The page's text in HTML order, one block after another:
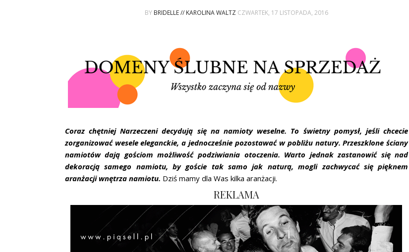
BY BRIDELLE // KAROLINA WALTZ CZWARTEK, 17 LISTOPADA, 2016
Coraz chętniej Narzeczeni decydują się na namioty weselne. To świetny pomysł, jeśli chcecie
zorganizować wesele eleganckie, a jednocześnie pozostawać w pobliżu natury. Przeszklone ściany
namiotów dają gościom możliwość podziwiania otoczenia. Warto jednak zastanowić się nad
dekoracją samego namiotu, by goście tak samo jak naturą, mogli zachwycać się pięknem
aranżacji wnętrza namiotu. Dziś mamy dla Was kilka aranżacji.
REKLAMA